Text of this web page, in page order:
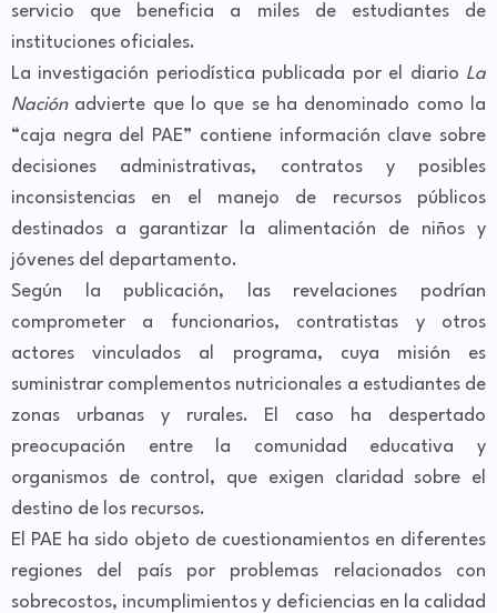
servicio que beneficia a miles de estudiantes de
instituciones oficiales.
La investigación periodística publicada por el diario La
Naciónadvierte que lo que se ha denominado como la
“caja negra del PAE” contiene información clave sobre
decisiones administrativas, contratos y posibles
inconsistencias en el manejo de recursos públicos
destinados a garantizar la alimentación de niños y
jóvenes del departamento.
Según la publicación, las revelaciones podrían
comprometer a funcionarios, contratistas y otros
actores vinculados al programa, cuya misión es
suministrar complementos nutricionales a estudiantes de
zonas urbanas y rurales. El caso ha despertado
preocupación entre la comunidad educativa y
organismos de control, que exigen claridad sobre el
destino de los recursos.
El PAE ha sido objeto de cuestionamientos en diferentes
regiones del país por problemas relacionados con
sobrecostos, incumplimientos y deficiencias en la calidad